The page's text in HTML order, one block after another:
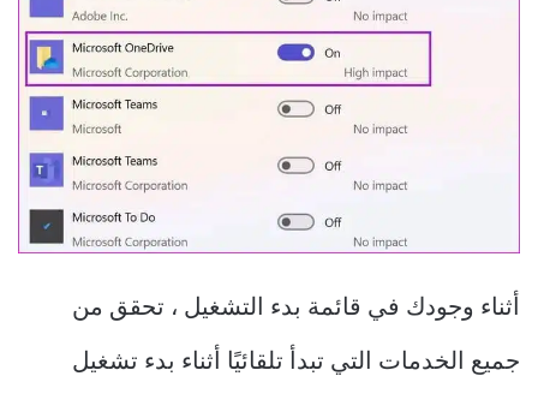
أثناء وجودك في قائمة بدء التشغيل ، تحقق من
جميع الخدمات التي تبدأ تلقائيًا أثناء بدء تشغيل